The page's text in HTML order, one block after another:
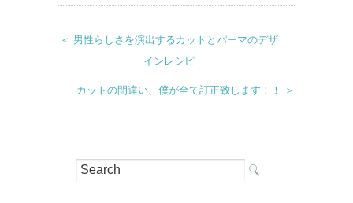
＜ 男性らしさを演出するカットとパーマのデザ
インレシピ
カットの間違い、僕が全て訂正致します！！ ＞